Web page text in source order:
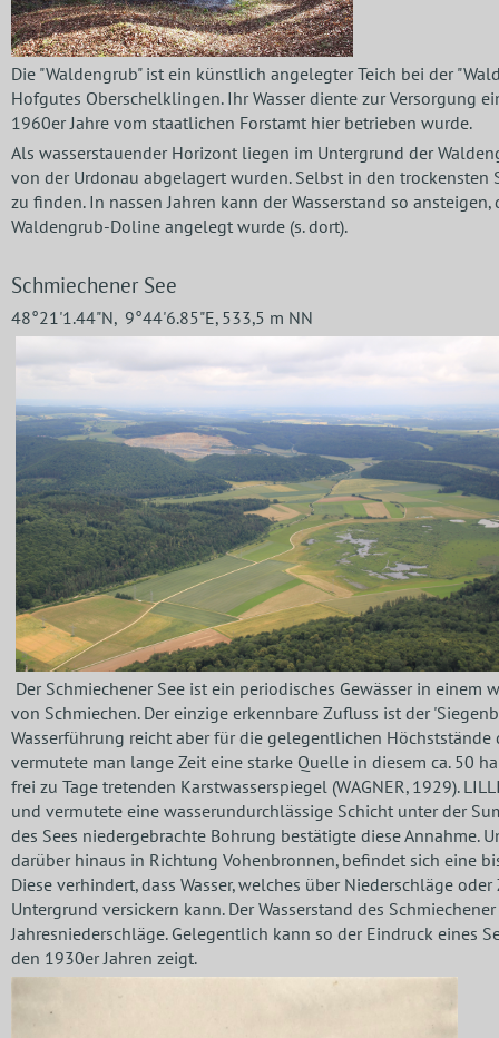
Die "Waldengrub" ist ein künstlich angelegter Teich bei der
Hofgutes Oberschelklingen. Ihr Wasser diente zur Versorgung
1960er Jahre vom staatlichen Forstamt hier betrieben wurde.
Als wasserstauender Horizont liegen im Untergrund der
von der Urdonau abgelagert wurden. Selbst in den trockensten
zu finden. In nassen Jahren kann der Wasserstand so
Waldengrub-Doline angelegt wurde (s. dort).
Schmiechener See
48°21'1.44"N, 9°44'6.85"E, 533,5 m NN
Der Schmiechener See ist ein periodisches Gewässer in einem
von Schmiechen. Der einzige erkennbare Zufluss ist der
Wasserführung reicht aber für die gelegentlichen Höchststände
vermutete man lange Zeit eine starke Quelle in diesem ca. 50
frei zu Tage tretenden Karstwasserspiegel (WAGNER, 1929).
und vermutete eine wasserundurchlässige Schicht unter der
des Sees niedergebrachte Bohrung bestätigte diese Annahme.
darüber hinaus in Richtung Vohenbronnen, befindet sich eine
Diese verhindert, dass Wasser, welches über Niederschläge
Untergrund versickern kann. Der Wasserstand des
Jahresniederschläge. Gelegentlich kann so der Eindruck eines
den 1930er Jahren zeigt.